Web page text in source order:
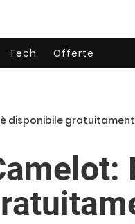
Tech Offerte
disponibile